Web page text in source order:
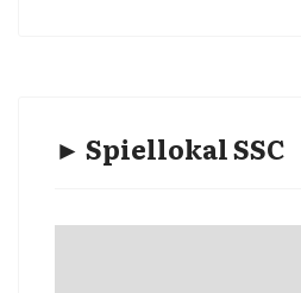
► Spiellokal SSC